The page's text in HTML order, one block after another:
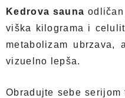
Kedrova sauna
viška kilograma i
metabolizam ubrzava,
vizuelno lepša.
Obradujte sebe serijom